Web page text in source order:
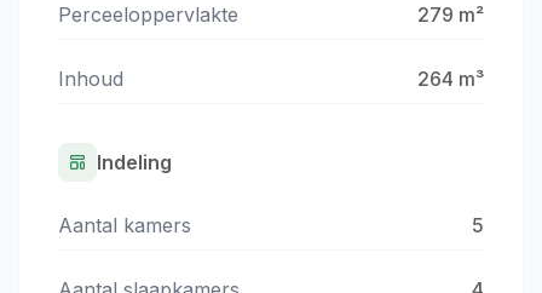
Perceeloppervlakte 279 m²
Inhoud 264 m³
Indeling
Aantal kamers 5